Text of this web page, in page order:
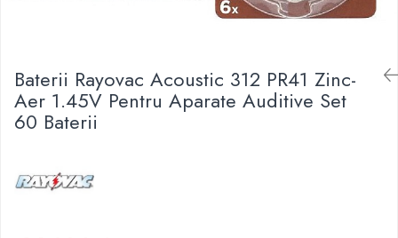
Lanterne
Lampi
Kit-uri vlogging
Convertoare tensiune
Prelungitoare
Baterii Rayovac Acoustic 312 PR41 Zinc-
Aer 1.45V Pentru Aparate Auditive Set
60 Baterii